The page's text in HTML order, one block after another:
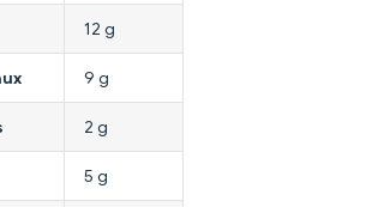
12 g
9 g
2 g
5 g